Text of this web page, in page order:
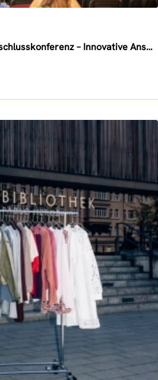
Highlights der RurALL Abschlusskonferenz – Innovative Ansätze für rurale Revitalisierung